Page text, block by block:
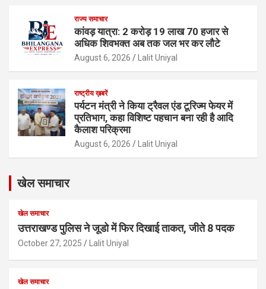
राज्य समाचार
कांवड़ यात्रा: 2 करोड़ 19 लाख 70 हजार से
अधिक शिवभक्त अब तक जल भर कर लौटे
August 6, 2026 Lalit Uniyal
राष्ट्रीय ख़बरें
पर्यटन मंत्री ने किया ट्रैवल एंड टूरिज्म फेयर में
प्रतिभाग, कहा विशिष्ट पहचान बना रही है आदि
कैलाश परिक्रमा
August 6, 2026 Lalit Uniyal
खेल समाचार
खेल समाचार
उत्तराखण्ड पुलिस ने जूडो में फिर दिखाई ताकत, जीते 8 पदक
October 27, 2025 Lalit Uniyal
खेल समाचार